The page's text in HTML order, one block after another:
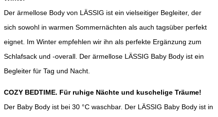
Der ärmellose Body von LÄSSIG ist ein vielseitiger Begleiter, der
sich sowohl in warmen Sommernächten als auch tagsüber perfekt
eignet. Im Winter empfehlen wir ihn als perfekte Ergänzung zum
Schlafsack und -overall. Der ärmellose LÄSSIG Baby Body ist ein
Begleiter für Tag und Nacht.
COZY BEDTIME. Für ruhige Nächte und kuschelige Träume!
Der Baby Body ist bei 30 °C waschbar. Der LÄSSIG Baby Body ist in